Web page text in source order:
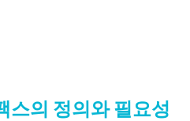
스의 정의와 필요성